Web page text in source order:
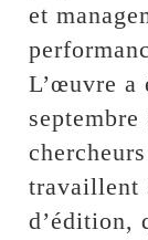
et
L’œuvre a
travaillent
d’édition,